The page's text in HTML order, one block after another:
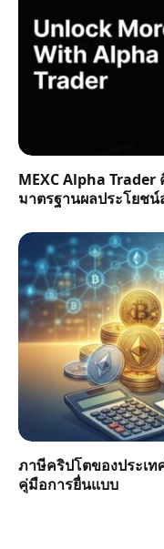
MEXC Alpha
มาตรฐานผลประโยช
ภาษีคริปโตของประเท
คู่มือการยื่นแบบ